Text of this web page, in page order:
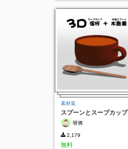
素材集
スプーンとスープカップ
呀將
2,179
無料